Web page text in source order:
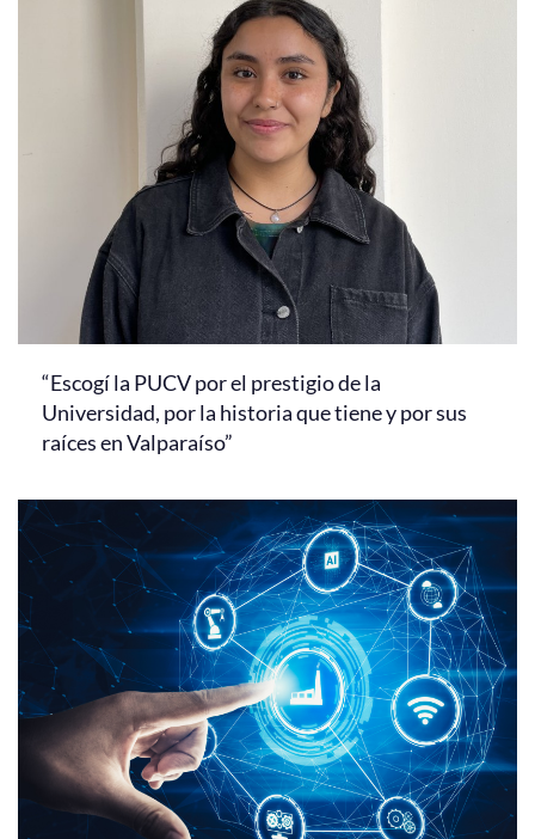
“Escogí la PUCV por el prestigio de la
Universidad, por la historia que tiene y por sus
raíces en Valparaíso”